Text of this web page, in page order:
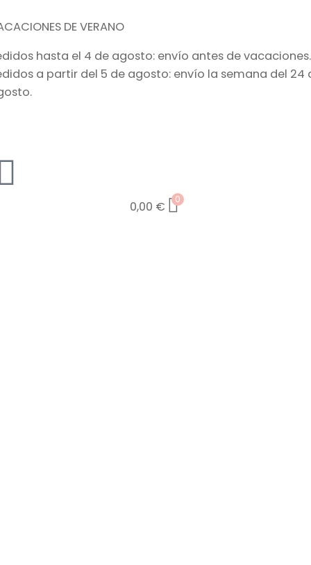
DE VERANO
hasta el 4 de agosto: envío antes de vacaciones.
a partir del 5 de agosto: envío la semana del 24
0,00 € 0